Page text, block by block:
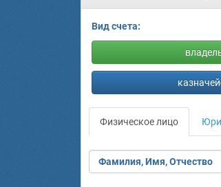
Вид счета:
Физическое лицо
Фамилия, Имя, Отчество